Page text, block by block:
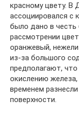
красному цвету. В
ассоциировался с
было дано в
рассмотрении
оранжевый,
из-за большого
предполагают,
окислению
временем
поверхности.